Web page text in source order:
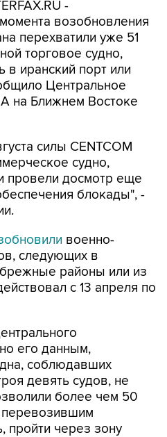
перехватили уже 51
торговое судно,
в иранский порт или
Центральное
Ближнем Востоке
силы CENTCOM
провели досмотр еще
блокады", -
районы или из
с 13 апреля по
соблюдавших
девять судов, не
более чем 50
через зону